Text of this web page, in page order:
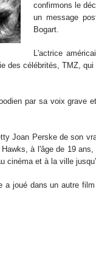
confirmons le
un message
Bogart.
L'actrice
des célébrités, TMZ,
par sa voix grave
Joan Perske de son
à l'âge de 19
cinéma et à la ville
a joué dans un autre